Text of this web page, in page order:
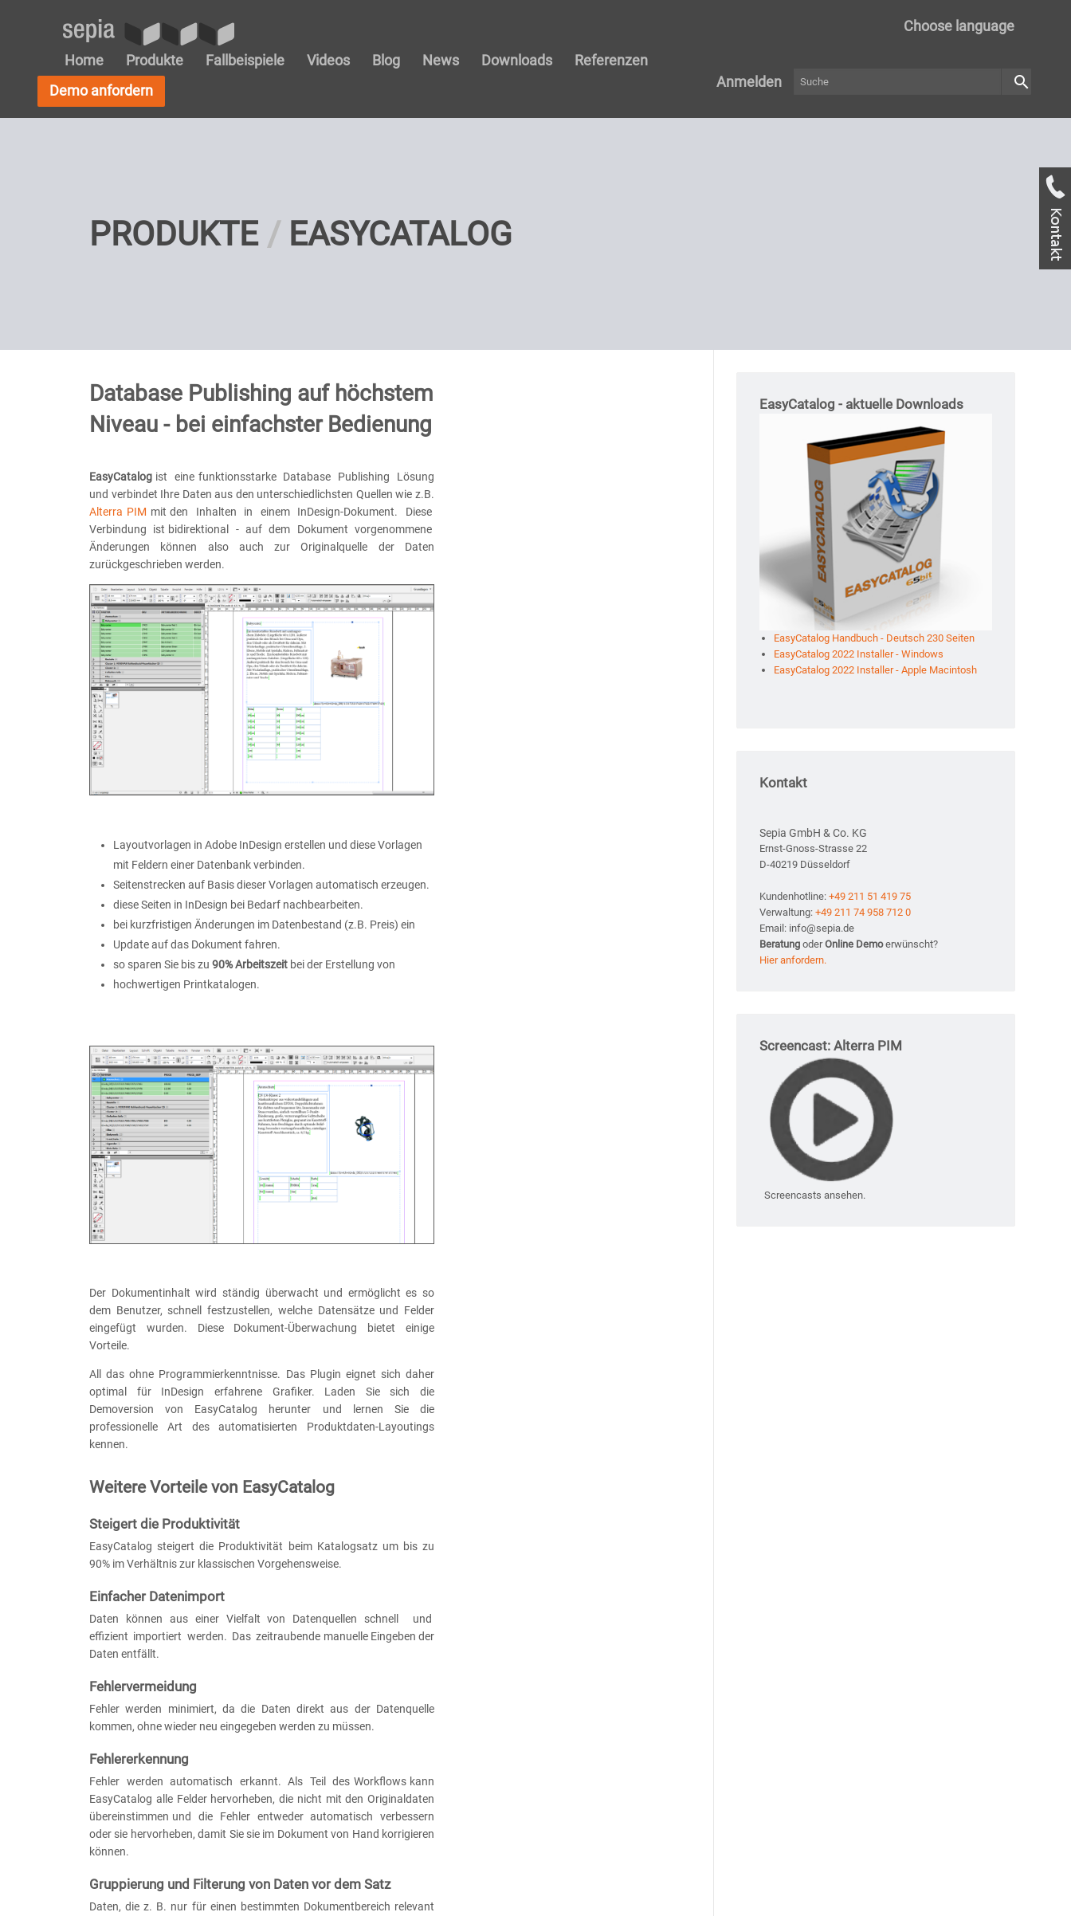
Choose language
Home Produkte Fallbeispiele Videos Blog News Downloads
Referenzen
Demo anfordern
Anmelden search
PRODUKTE EASYCATALOG
Database Publishing auf höchstem
Niveau - bei einfachster Bedienung
EasyCatalog ist eine funktionsstarke Database Publishing Lösung
und verbindet Ihre Daten aus den unterschiedlichsten Quellen wie z.B.
Alterra PIM mit den Inhalten in einem InDesign-Dokument. Diese
Verbindung ist bidirektional - auf dem Dokument vorgenommene
Änderungen können also auch zur Originalquelle der Daten
zurückgeschrieben werden.
Layoutvorlagen in Adobe InDesign erstellen und diese Vorlagen
mit Feldern einer Datenbank verbinden.
Seitenstrecken auf Basis dieser Vorlagen automatisch erzeugen.
diese Seiten in InDesign bei Bedarf nachbearbeiten.
bei kurzfristigen Änderungen im Datenbestand (z.B. Preis) ein
Update auf das Dokument fahren.
so sparen Sie bis zu 90% Arbeitszeit bei der Erstellung von
hochwertigen Printkatalogen.
Der Dokumentinhalt wird ständig überwacht und ermöglicht es so
dem Benutzer, schnell festzustellen, welche Datensätze und Felder
eingefügt wurden. Diese Dokument-Überwachung bietet einige
Vorteile.
All das ohne Programmierkenntnisse. Das Plugin eignet sich daher
optimal für InDesign erfahrene Grafiker. Laden Sie sich die
Demoversion von EasyCatalog herunter und lernen Sie die
professionelle Art des automatisierten Produktdaten-Layoutings
kennen.
Weitere Vorteile von EasyCatalog
Steigert die Produktivität
EasyCatalog steigert die Produktivität beim Katalogsatz um bis zu
90% im Verhältnis zur klassischen Vorgehensweise.
Einfacher Datenimport
Daten können aus einer Vielfalt von Datenquellen schnell und
effizient importiert werden. Das zeitraubende manuelle Eingeben der
Daten entfällt.
Fehlervermeidung
Fehler werden minimiert, da die Daten direkt aus der Datenquelle
kommen, ohne wieder neu eingegeben werden zu müssen.
Fehlererkennung
Fehler werden automatisch erkannt. Als Teil des Workflows kann
EasyCatalog alle Felder hervorheben, die nicht mit den Originaldaten
übereinstimmen und die Fehler entweder automatisch verbessern
oder sie hervorheben, damit Sie sie im Dokument von Hand korrigieren
können.
Gruppierung und Filterung von Daten vor dem Satz
Daten, die z. B. nur für einen bestimmten Dokumentbereich relevant
EasyCatalog - aktuelle Downloads
EasyCatalog Handbuch - Deutsch 230 Seiten
EasyCatalog 2022 Installer - Windows
EasyCatalog 2022 Installer - Apple Macintosh
Kontakt
Sepia GmbH & Co. KG
Ernst-Gnoss-Strasse 22
D-40219 Düsseldorf
Kundenhotline: +49 211 51 419 75
Verwaltung: +49 211 74 958 712 0
Email: info@sepia.de
Beratung oderOnline Demoerwünscht?
Hier anfordern.
Screencast: Alterra PIM
Screencasts ansehen.